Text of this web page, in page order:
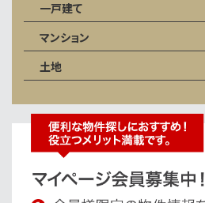
一戸建て
マンション
土地